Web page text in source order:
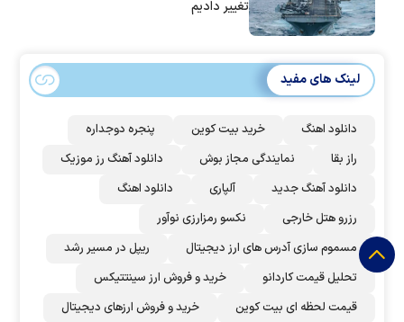
تغییر دادیم
لینک های مفید
دانلود اهنگ خرید بیت کوین
پنجره دوجداره
راز بقا
نمایندگی مجاز بوش
دانلود آهنگ رز‌ موزیک
دانلود آهنگ جدید
آلپاری
دانلود اهنگ
رزرو هتل خارجی
نکسو رمزارزی نوآور
مسموم سازی آدرس های ارز دیجیتال
ریپل در مسیر رشد
تحلیل قیمت کاردانو
خرید و فروش ارز سینتتیکس
قیمت لحظه ای بیت کوین
خرید و فروش ارزهای دیجیتال